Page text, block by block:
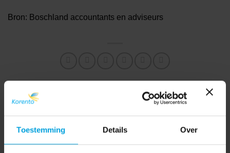
Toestemming Details Over
Bron: Boschland accountants en adviseurs
Wees niet bang voor boetes
en naheffingen bij Wet DBA
Reken uiterlijk eind februari
de WKR 2016 af